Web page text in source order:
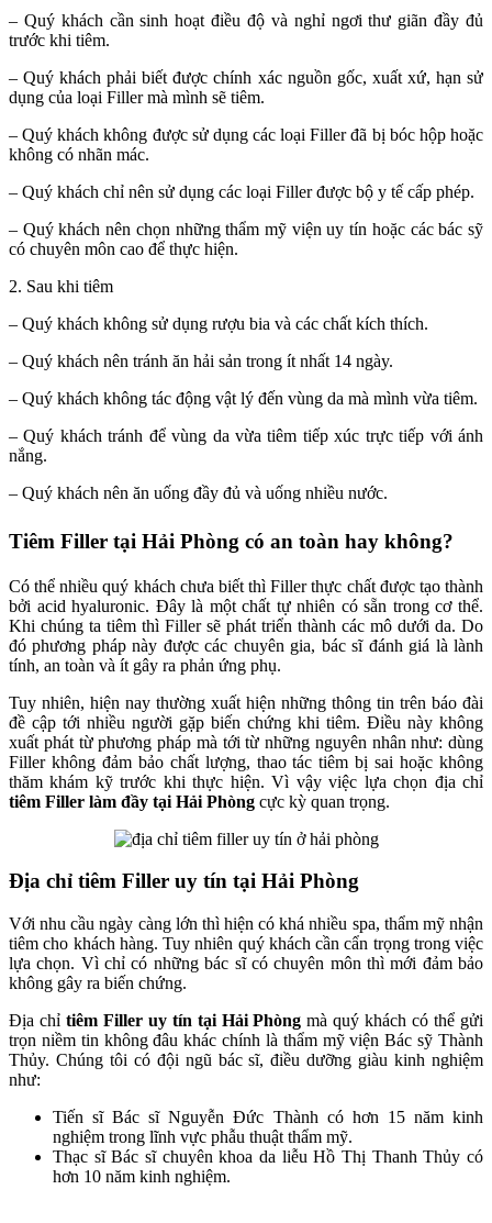
– Quý khách cần sinh hoạt điều độ và nghỉ ngơi thư giãn đầy đủ
trước khi tiêm.
– Quý khách phải biết được chính xác nguồn gốc, xuất xứ, hạn sử
dụng của loại Filler mà mình sẽ tiêm.
– Quý khách không được sử dụng các loại Filler đã bị bóc hộp hoặc
không có nhãn mác.
– Quý khách chỉ nên sử dụng các loại Filler được bộ y tế cấp phép.
– Quý khách nên chọn những thẩm mỹ viện uy tín hoặc các bác sỹ
có chuyên môn cao để thực hiện.
2. Sau khi tiêm
– Quý khách không sử dụng rượu bia và các chất kích thích.
– Quý khách nên tránh ăn hải sản trong ít nhất 14 ngày.
– Quý khách không tác động vật lý đến vùng da mà mình vừa tiêm.
– Quý khách tránh để vùng da vừa tiêm tiếp xúc trực tiếp với ánh
nắng.
– Quý khách nên ăn uống đầy đủ và uống nhiều nước.
Tiêm Filler tại Hải Phòng có an toàn hay không?
Có thể nhiều quý khách chưa biết thì Filler thực chất được tạo thành
bởi acid hyaluronic. Đây là một chất tự nhiên có sẵn trong cơ thể.
Khi chúng ta tiêm thì Filler sẽ phát triển thành các mô dưới da. Do
đó phương pháp này được các chuyên gia, bác sĩ đánh giá là lành
tính, an toàn và ít gây ra phản ứng phụ.
Tuy nhiên, hiện nay thường xuất hiện những thông tin trên báo đài
đề cập tới nhiều người gặp biến chứng khi tiêm. Điều này không
xuất phát từ phương pháp mà tới từ những nguyên nhân như: dùng
Filler không đảm bảo chất lượng, thao tác tiêm bị sai hoặc không
thăm khám kỹ trước khi thực hiện. Vì vậy việc lựa chọn địa chỉ
tiêm Filler làm đầy tại Hải Phòng cực kỳ quan trọng.
Địa chỉ tiêm Filler uy tín tại Hải Phòng
Với nhu cầu ngày càng lớn thì hiện có khá nhiều spa, thẩm mỹ nhận
tiêm cho khách hàng. Tuy nhiên quý khách cần cẩn trọng trong việc
lựa chọn. Vì chỉ có những bác sĩ có chuyên môn thì mới đảm bảo
không gây ra biến chứng.
Địa chỉ tiêm Filler uy tín tại Hải Phòng mà quý khách có thể gửi
trọn niềm tin không đâu khác chính là thẩm mỹ viện Bác sỹ Thành
Thủy. Chúng tôi có đội ngũ bác sĩ, điều dưỡng giàu kinh nghiệm
như:
Tiến sĩ Bác sĩ Nguyễn Đức Thành có hơn 15 năm kinh
nghiệm trong lĩnh vực phẫu thuật thẩm mỹ.
Thạc sĩ Bác sĩ chuyên khoa da liễu Hồ Thị Thanh Thủy có
hơn 10 năm kinh nghiệm.